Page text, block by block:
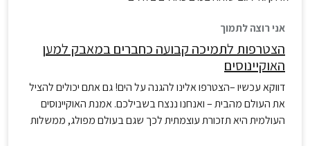
אני רוצה לתמוך
הצטרפות לתמיכה קבועה כחברים במאבק למען
האוקיינוסים
דווקא עכשיו –הצטרפו אלינו להגנה על הים! גם אתם יכולים להציל
את העולם מהבית – ואנחנו ננצח בשבילכם. אמנת האוקיינוסים
העולמית היא תזכורת עוצמתית לכך שגם בעולם מפולג, ממשלות